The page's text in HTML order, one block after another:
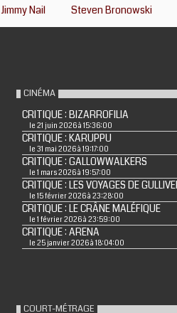
Jimmy Nail
Steven Bronowski
CINÉMA
CRITIQUE : BIZARROFILIA
le 21 juin 2026 à 15:36:00
CRITIQUE : KARUPPU
le 31 mai 2026 à 19:17:00
CRITIQUE : GALLOWWALKERS
le 1 mars 2026 à 19:57:00
CRITIQUE : LES VOYAGES DE
le 15 février 2026 à 23:28:00
CRITIQUE : LE CRÂNE MALÉFIQUE
le 1 février 2026 à 23:59:00
CRITIQUE : ARENA
le 25 janvier 2026 à 18:04:00
COURT-MÉTRAGE